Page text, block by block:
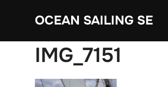
OCEAN SAILING SE
IMG_7151